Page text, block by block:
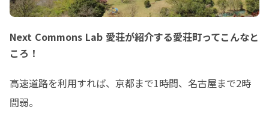
Next Commons Lab 愛荘が紹介する愛荘町ってこんなと
ころ！
高速道路を利用すれば、京都まで1時間、名古屋まで2時
間弱。